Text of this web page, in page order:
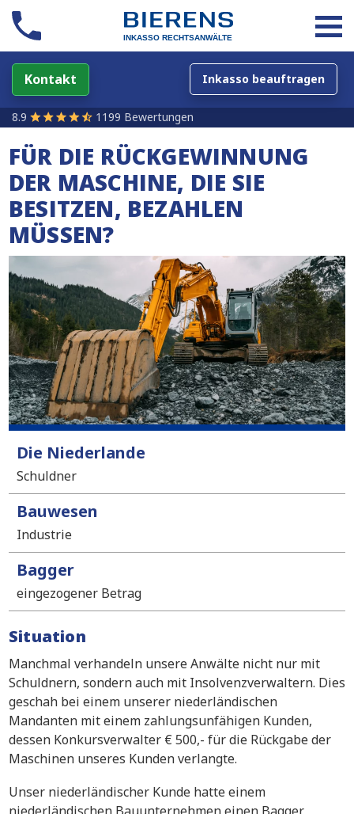
Kontakt Inkasso beauftragen
8.9 1199 Bewertungen
FÜR DIE RÜCKGEWINNUNG
DER MASCHINE, DIE SIE
BESITZEN, BEZAHLEN
MÜSSEN?
Die Niederlande
Schuldner
Bauwesen
Industrie
Bagger
eingezogener Betrag
Situation
Manchmal verhandeln unsere Anwälte nicht nur mit
Schuldnern, sondern auch mit Insolvenzverwaltern. Dies
geschah bei einem unserer niederländischen
Mandanten mit einem zahlungsunfähigen Kunden,
dessen Konkursverwalter € 500,- für die Rückgabe der
Maschinen unseres Kunden verlangte.
Unser niederländischer Kunde hatte einem